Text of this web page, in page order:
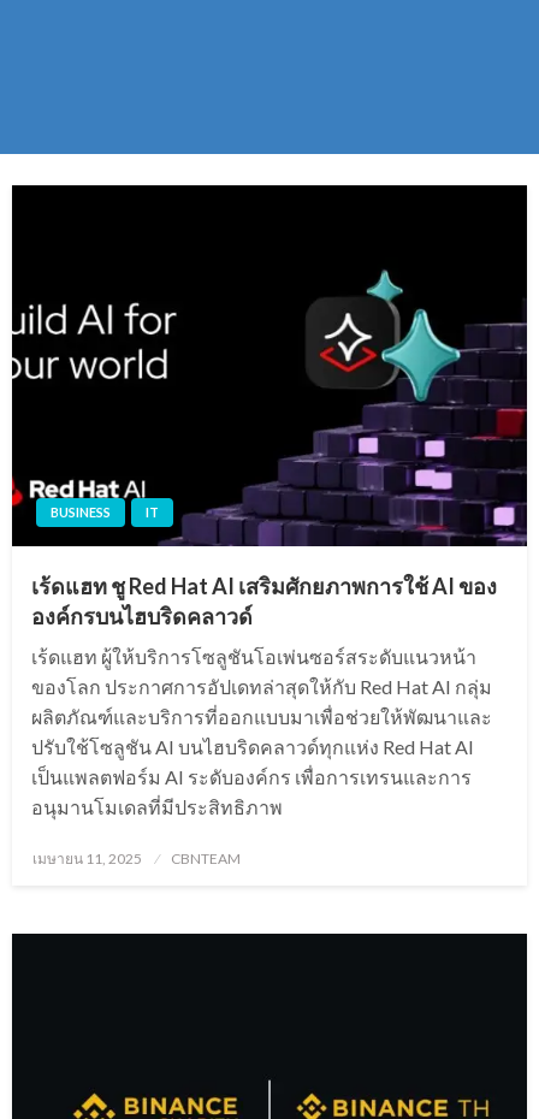
BUSINESS IT
เร้ดแฮท ชู Red Hat AI เสริมศักยภาพการใช้ AI ของ
องค์กรบนไฮบริดคลาวด์
เร้ดแฮท ผู้ให้บริการโซลูชันโอเพ่นซอร์สระดับแนวหน้า
ของโลก ประกาศการอัปเดทล่าสุดให้กับ Red Hat AI กลุ่ม
ผลิตภัณฑ์และบริการที่ออกแบบมาเพื่อช่วยให้พัฒนาและ
ปรับใช้โซลูชัน AI บนไฮบริดคลาวด์ทุกแห่ง Red Hat AI
เป็นแพลตฟอร์ม AI ระดับองค์กร เพื่อการเทรนและการ
อนุมานโมเดลที่มีประสิทธิภาพ
Posted
เมษายน 11, 2025 CBNTEAM